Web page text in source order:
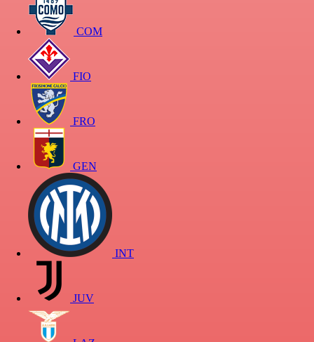
COM
FIO
FRO
GEN
INT
JUV